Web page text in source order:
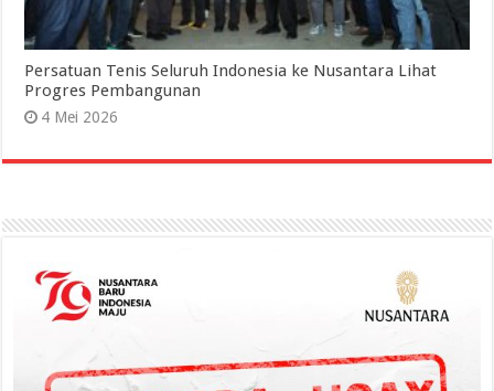
Persatuan Tenis Seluruh Indonesia ke Nusantara Lihat
Progres Pembangunan
4 Mei 2026